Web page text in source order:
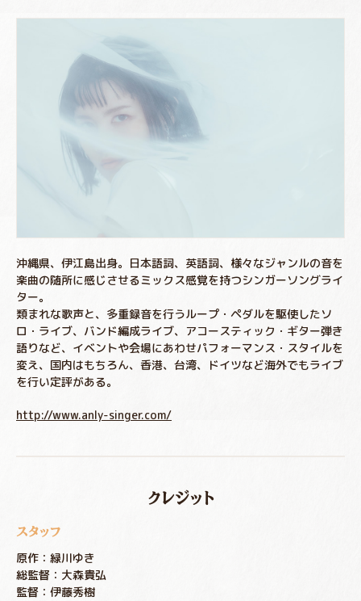
沖縄県、伊江島出身。日本語詞、英語詞、様々なジャンルの音を
楽曲の随所に感じさせるミックス感覚を持つシンガーソングライ
ター。
類まれな歌声と、多重録音を行うループ・ペダルを駆使したソ
ロ・ライブ、バンド編成ライブ、アコースティック・ギター弾き
語りなど、イベントや会場にあわせパフォーマンス・スタイルを
変え、国内はもちろん、香港、台湾、ドイツなど海外でもライブ
を行い定評がある。
http://www.anly-singer.com/
クレジット
スタッフ
原作：緑川ゆき
総監督：大森貴弘
監督：伊藤秀樹